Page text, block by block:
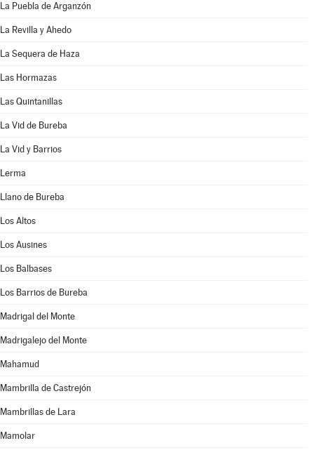
La Puebla de Arganzón
La Revilla y Ahedo
La Sequera de Haza
Las Hormazas
Las Quintanillas
La Vid de Bureba
La Vid y Barrios
Lerma
Llano de Bureba
Los Altos
Los Ausines
Los Balbases
Los Barrios de Bureba
Madrigal del Monte
Madrigalejo del Monte
Mahamud
Mambrilla de Castrejón
Mambrillas de Lara
Mamolar